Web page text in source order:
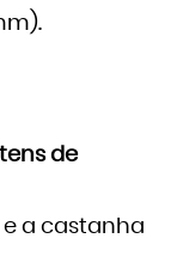
de
e a castanha